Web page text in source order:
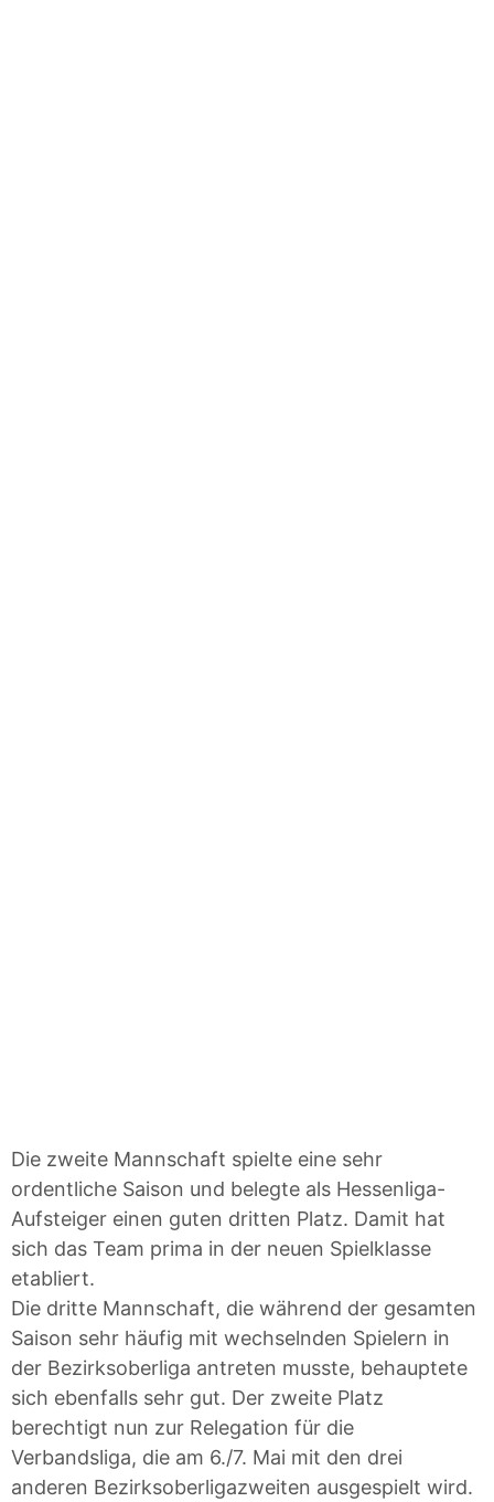
Die zweite Mannschaft spielte eine sehr
ordentliche Saison und belegte als Hessenliga-
Aufsteiger einen guten dritten Platz. Damit hat
sich das Team prima in der neuen Spielklasse
etabliert.
Die dritte Mannschaft, die während der gesamten
Saison sehr häufig mit wechselnden Spielern in
der Bezirksoberliga antreten musste, behauptete
sich ebenfalls sehr gut. Der zweite Platz
berechtigt nun zur Relegation für die
Verbandsliga, die am 6./7. Mai mit den drei
anderen Bezirksoberligazweiten ausgespielt wird.